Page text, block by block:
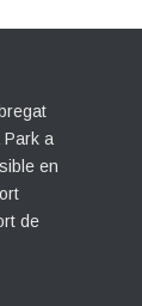
Park a
en
de